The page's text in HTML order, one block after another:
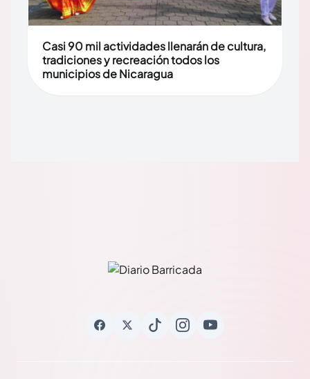
Casi 90 mil actividades llenarán de cultura,
tradiciones y recreación todos los
municipios de Nicaragua